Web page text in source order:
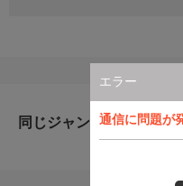
エラー
通信に問題が
同じジャンルのおすすめ